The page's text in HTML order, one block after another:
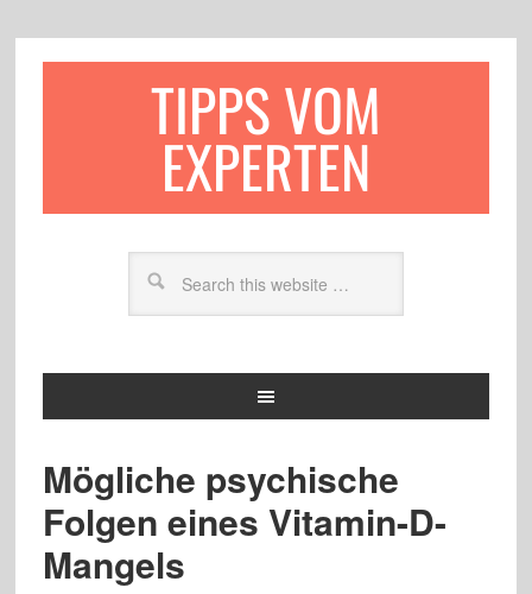
TIPPS VOM
EXPERTEN
Mögliche psychische
Folgen eines Vitamin-D-
Mangels